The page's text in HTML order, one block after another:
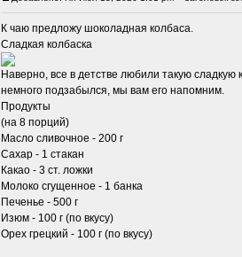
К чаю предложу шоколадная колбаса.
Сладкая колбаска
Наверно, все в детстве любили такую
немного подзабылся, мы вам его напомним.
Продукты
(на 8 порций)
Масло сливочное - 200 г
Сахар - 1 стакан
Какао - 3 ст. ложки
Молоко сгущенное - 1 банка
Печенье - 500 г
Изюм - 100 г (по вкусу)
Орех грецкий - 100 г (по вкусу)